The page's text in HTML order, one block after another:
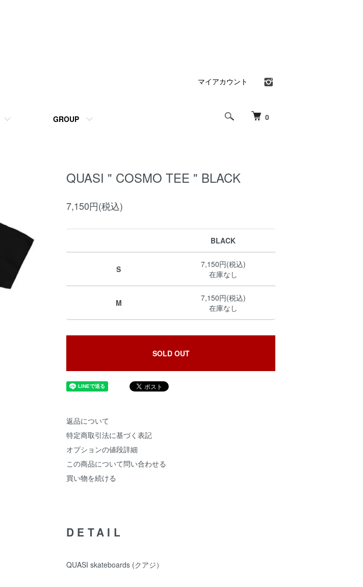
0
GROUP
マイアカウント
QUASI " COSMO TEE " BLACK
7,150円(税込)
BLACK
S
7,150円(税込)
在庫なし
M
7,150円(税込)
在庫なし
SOLD OUT
返品について
特定商取引法に基づく表記
オプションの値段詳細
この商品について問い合わせる
買い物を続ける
DETAIL
QUASI skateboards (クアジ）